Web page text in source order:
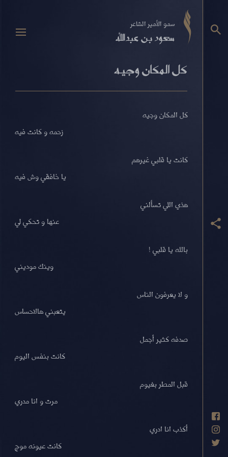
سمو الأمير الشاعر
سعود بن عبدالله
كل المكان وجيه
كل المكان وجيه
زحمه و كانت فيه
كانت يا قلبي غيرهم
يا خافقي وش فيه
هذي اللي تسألني
عنها و تحكي لي
بالله يا قلبي !
وينك موديني
و لا يعرفون الناس
يتعبني هالاحساس
صدفه كثير أجمل
كانت بنفس اليوم
قبل المطر بغيوم
مرت و انا مدري
أكذب انا ادري
كانت عيونه موج